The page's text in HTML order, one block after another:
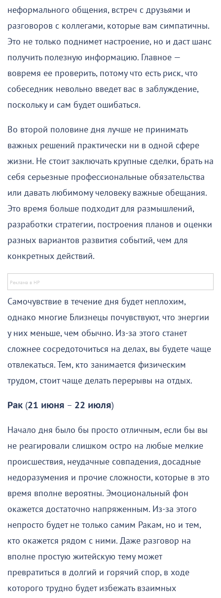
неформального общения, встреч с друзьями и
разговоров с коллегами, которые вам симпатичны.
Это не только поднимет настроение, но и даст шанс
получить полезную информацию. Главное —
вовремя ее проверить, потому что есть риск, что
собеседник невольно введет вас в заблуждение,
поскольку и сам будет ошибаться.
Во второй половине дня лучше не принимать
важных решений практически ни в одной сфере
жизни. Не стоит заключать крупные сделки, брать на
себя серьезные профессиональные обязательства
или давать любимому человеку важные обещания.
Это время больше подходит для размышлений,
разработки стратегии, построения планов и оценки
разных вариантов развития событий, чем для
конкретных действий.
Самочувствие в течение дня будет неплохим,
однако многие Близнецы почувствуют, что энергии
у них меньше, чем обычно. Из-за этого станет
сложнее сосредоточиться на делах, вы будете чаще
отвлекаться. Тем, кто занимается физическим
трудом, стоит чаще делать перерывы на отдых.
Рак (21 июня – 22 июля)
Начало дня было бы просто отличным, если бы вы
не реагировали слишком остро на любые мелкие
происшествия, неудачные совпадения, досадные
недоразумения и прочие сложности, которые в это
время вполне вероятны. Эмоциональный фон
окажется достаточно напряженным. Из-за этого
непросто будет не только самим Ракам, но и тем,
кто окажется рядом с ними. Даже разговор на
вполне простую житейскую тему может
превратиться в долгий и горячий спор, в ходе
которого трудно будет избежать взаимных